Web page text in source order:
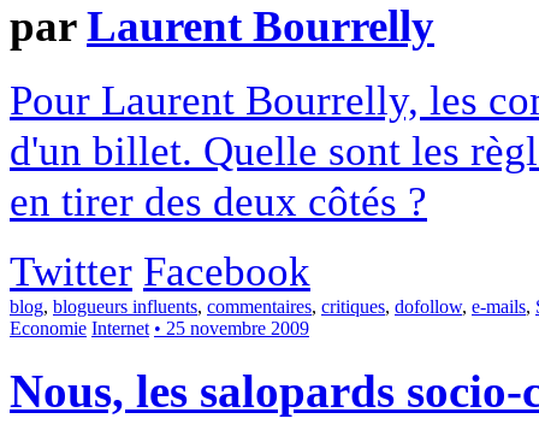
parLaurent Bourrelly
Pour Laurent Bourrelly, les
d'un billet. Quelle sont les
en tirer des deux côtés ?
Twitter Facebook
blog, blogueurs influents, commentaires, critiques, dofollow, e-mails,
Economie Internet • 25 novembre 2009
Nous, les salopards